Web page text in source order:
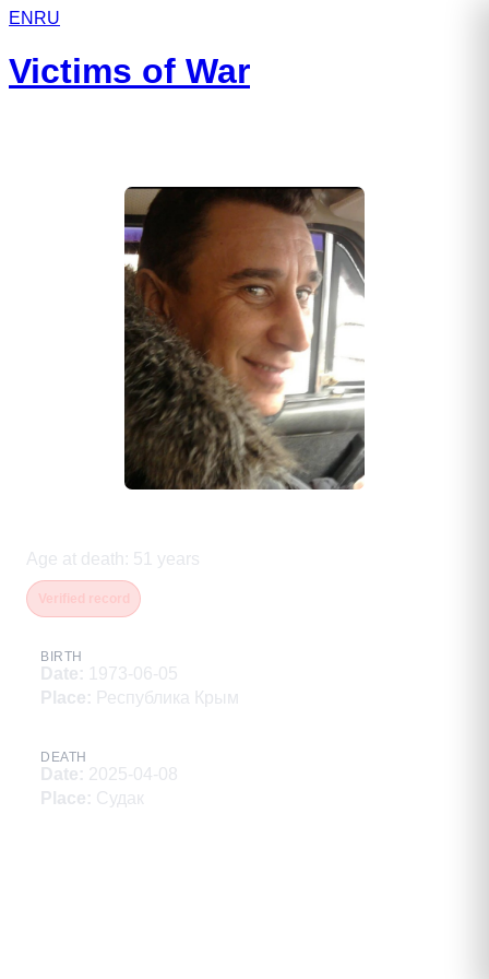
EN RU
Victims of War
Age at death : 51 years
BIRTH
Date: 1973-06-05
Place: Республика Крым
DEATH
Date: 2025-04-08
Place: Судак